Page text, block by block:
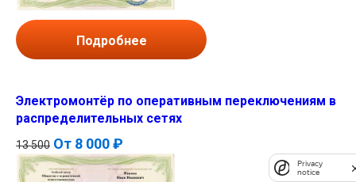
Подробнее
Электромонтёр по оперативным переключениям в
распределительных сетях
13 500 От 8 000 ₽
Privacy
notice